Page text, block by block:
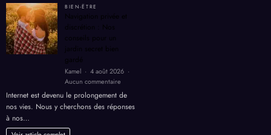
BIEN-ËTRE
Navigation privée et
discrétion : Nos
conseils pour un
jardin secret bien
gardé
Kamel
4 août 2026
Aucun commentaire
Navigation
et
Internet est devenu le prolongement de
nos vies. Nous y cherchons des réponses
à nos…